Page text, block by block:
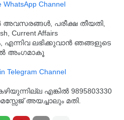
WhatsApp Channel
അവസരങ്ങൾ, പരീക്ഷ തീയതി,
Current Affairs
എന്നിവ ലഭിക്കുവാൻ ഞങ്ങളുടെ
അംഗമാകൂ
എങ്കിൽ 9895803330
അയച്ചാലും മതി.